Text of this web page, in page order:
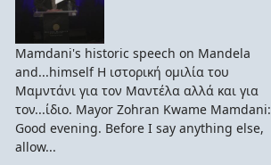
Mamdani's historic speech on Mandela
and...himself Η ιστορική ομιλία του
Μαμντάνι για τον Μαντέλα αλλά και για
τον...ίδιο. Mayor Zohran Kwame Mamdani:
Good evening. Before I say anything else,
allow...